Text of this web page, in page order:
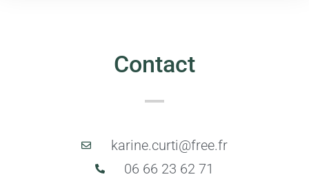
Contact
karine.curti@free.fr
06 66 23 62 71